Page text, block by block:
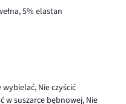
5% elastan
wybielać, Nie czyścić
w suszarce bębnowej, Nie